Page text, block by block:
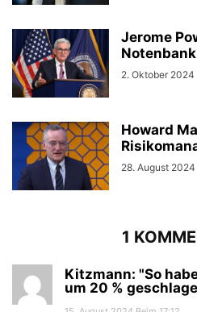
Jerome
2. Oktober 2024
Howard
28. August 2024
1
Kitzmann: "So
um 20 %